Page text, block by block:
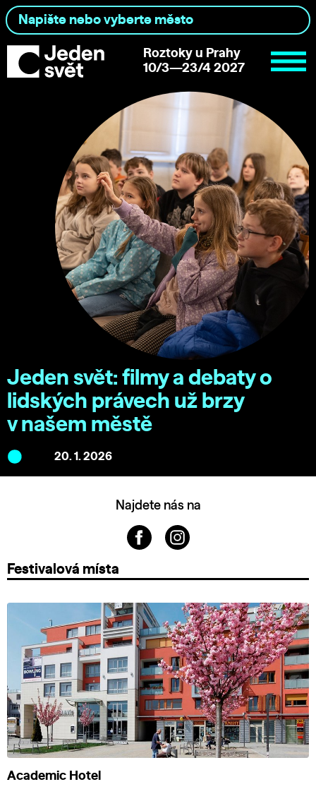
Roztoky u Prahy
10/3—23/4 2027
Jeden svět: filmy a debaty o
lidských právech už brzy
v našem městě
20. 1. 2026
Najdete nás na
Festivalová místa
Academic Hotel